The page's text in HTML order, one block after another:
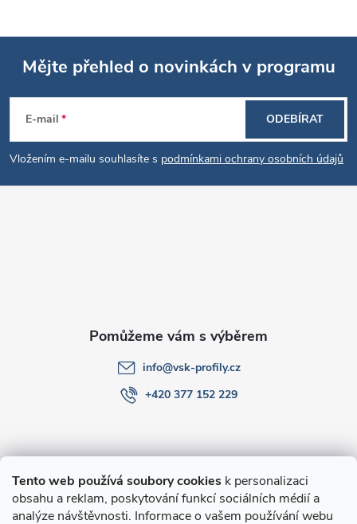
Tento web používá soubory cookies k personalizaci
obsahu a reklam, poskytování funkcí sociálních médií a
analýze návštěvnosti. Informace o vašem používání webu
Z
á
p
Mějte přehled o novinkách v programu
E-mail
Vložením e-mailu souhlasíte s podmínkami ochrany osobních údajů
ODEBÍRAT
O nákupu
info@vsk-profily.cz
+420 377 152 229